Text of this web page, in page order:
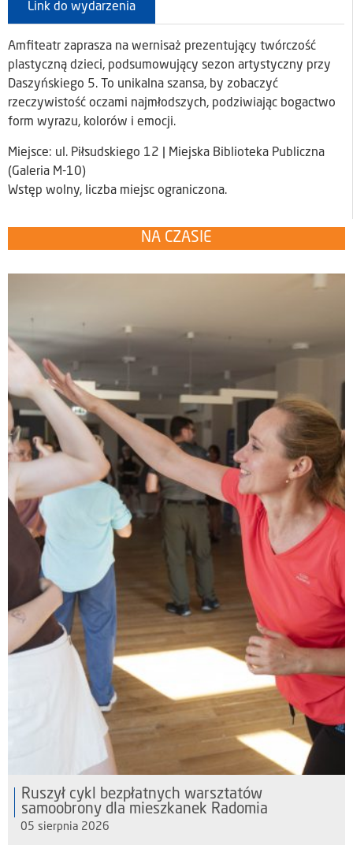
Link do wydarzenia
Amfiteatr zaprasza na wernisaż prezentujący twórczość
plastyczną dzieci, podsumowujący sezon artystyczny przy
Daszyńskiego 5. To unikalna szansa, by zobaczyć
rzeczywistość oczami najmłodszych, podziwiając bogactwo
form wyrazu, kolorów i emocji.
Miejsce: ul. Piłsudskiego 12 | Miejska Biblioteka Publiczna
(Galeria M-10)
Wstęp wolny, liczba miejsc ograniczona.
NA CZASIE
Ruszył cykl bezpłatnych warsztatów
samoobrony dla mieszkanek Radomia
05 sierpnia 2026